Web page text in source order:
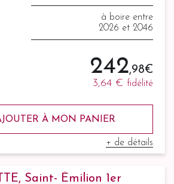
à boire entre
2026 et 2046
242,98 €
3,64 € fidélité
À MON PANIER
+ de détails
Saint- Émilion 1er